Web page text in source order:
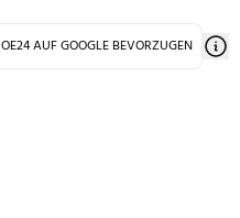
OE24 AUF GOOGLE BEVORZUGEN